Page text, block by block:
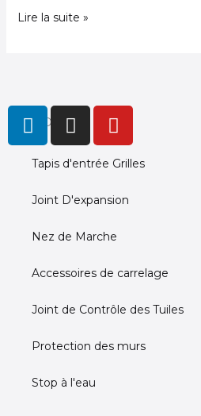
Lire la suite »
PRODUCTS
Tapis d'entrée Grilles
Joint D'expansion
Nez de Marche
Accessoires de carrelage
Joint de Contrôle des Tuiles
Protection des murs
Stop à l'eau
L
i
n
k
e
I
n
s
t
a
r
m
Y
o
u
t
u
e